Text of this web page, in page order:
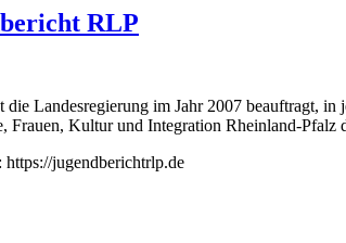
RLP
Landesregierung im Jahr 2007 beauftragt,
Frauen, Kultur und Integration Rheinland-Pfalz
jugendberichtrlp.de